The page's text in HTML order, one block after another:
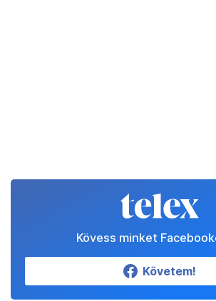
Kövess minket
Követem!